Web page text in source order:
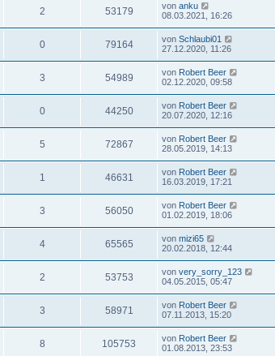
2 53179 von anku
08.03.2021, 16:26
0 79164 von Schlaubi01
27.12.2020, 11:26
3 54989 von Robert Beer
02.12.2020, 09:58
0 44250 von Robert Beer
20.07.2020, 12:16
5 72867 von Robert Beer
28.05.2019, 14:13
1 46631 von Robert Beer
16.03.2019, 17:21
3 56050 von Robert Beer
01.02.2019, 18:06
4 65565 von mizi65
20.02.2018, 12:44
2 53753 von very_sorry_123
04.05.2015, 05:47
3 58971 von Robert Beer
07.11.2013, 15:20
8 105753 von Robert Beer
01.08.2013, 23:53